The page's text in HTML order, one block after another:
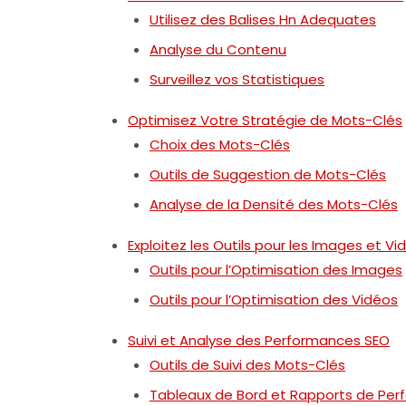
Utilisez des Balises Hn Adequates
Analyse du Contenu
Surveillez vos Statistiques
Optimisez Votre Stratégie de Mots-Clés
Choix des Mots-Clés
Outils de Suggestion de Mots-Clés
Analyse de la Densité des Mots-Clés
Exploitez les Outils pour les Images et
Outils pour l’Optimisation des Images
Outils pour l’Optimisation des Vidéos
Suivi et Analyse des Performances SEO
Outils de Suivi des Mots-Clés
Tableaux de Bord et Rapports de